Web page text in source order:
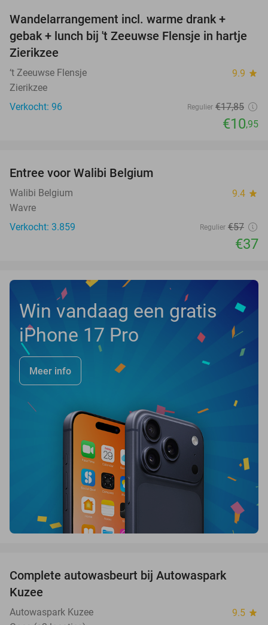
TODAY
Wandelarrangement incl. warme drank +
gebak + lunch bij 't Zeeuwse Flensje in hartje
Zierikzee
‘t Zeeuwse Flensje 9.9 star
Zierikzee
Verkocht: 96
Regulier €17,85
€10,95
Entree voor Walibi Belgium
Walibi Belgium 9.4 star
Wavre
Verkocht: 3.859
Regulier €57
€37
Win vandaag een gratis
iPhone 17 Pro
Meer info
Complete autowasbeurt bij Autowaspark
Kuzee
Autowaspark Kuzee 9.5 star